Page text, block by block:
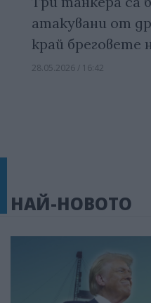
атакувани от
край бреговете
28.05.2026 / 16:42
НАЙ-НОВОТО